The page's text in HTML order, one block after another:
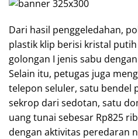
Dari hasil penggeledahan,
plastik klip berisi kristal
golongan I jenis sabu
Selain itu, petugas juga
telepon seluler, satu bendel
sekrop dari sedotan, satu
uang tunai sebesar Rp825
dengan aktivitas peredaran